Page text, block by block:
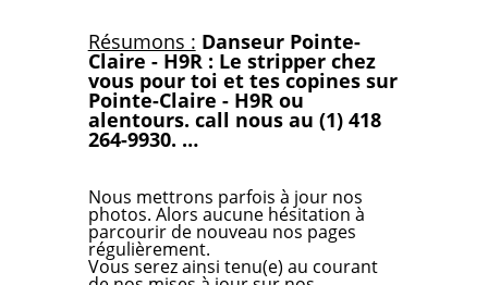
Résumons : Danseur Pointe-
Claire - H9R : Le stripper chez
vous pour toi et tes copines sur
Pointe-Claire - H9R ou
alentours. call nous au (1) 418
264-9930. …
Nous mettrons parfois à jour nos
photos. Alors aucune hésitation à
parcourir de nouveau nos pages
régulièrement.
Vous serez ainsi tenu(e) au courant